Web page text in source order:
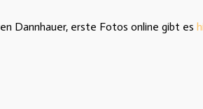
Dannhauer, erste Fotos online gibt es